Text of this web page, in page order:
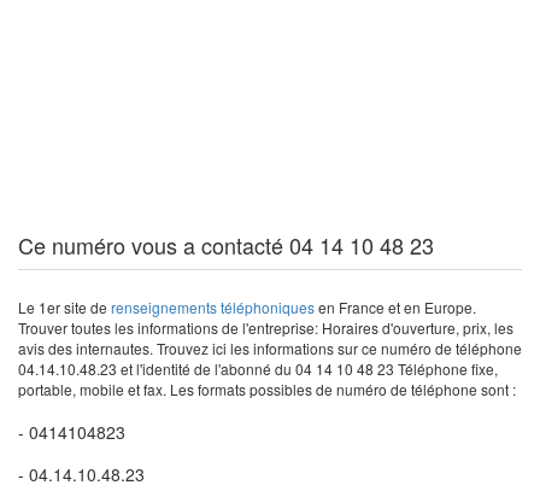
Ce numéro vous a contacté 04 14 10 48 23
Le 1er site de renseignements téléphoniquesen France et en Europe.
Trouver toutes les informations de l'entreprise: Horaires d'ouverture, prix, les
avis des internautes. Trouvez ici les informations sur ce numéro de téléphone
04.14.10.48.23 et l'identité de l'abonné du 04 14 10 48 23 Téléphone fixe,
portable, mobile et fax. Les formats possibles de numéro de téléphone sont :
- 0414104823
- 04.14.10.48.23